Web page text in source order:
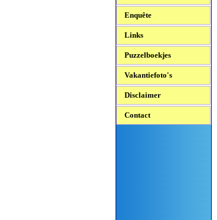
Enquête
Links
Puzzelboekjes
Vakantiefoto's
Disclaimer
Contact